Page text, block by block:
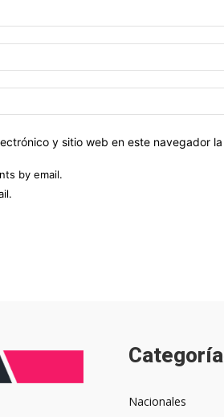
y sitio web en este navegador
by email.
Nacionales